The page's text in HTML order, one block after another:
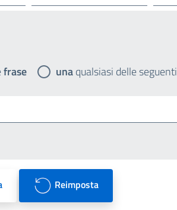
frase unaqualsiasi delle seguenti
Reimposta